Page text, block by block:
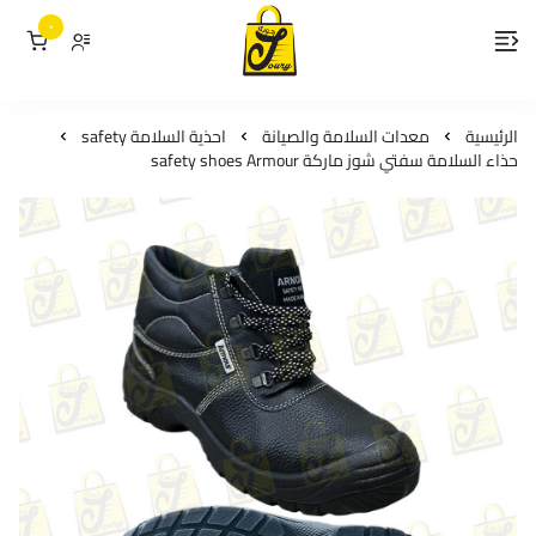
لمسات جوري
٠
الرئيسية معدات السلامة والصيانة احذية السلامة safety
حذاء السلامة سفتي شوز ماركة safety shoes Armour